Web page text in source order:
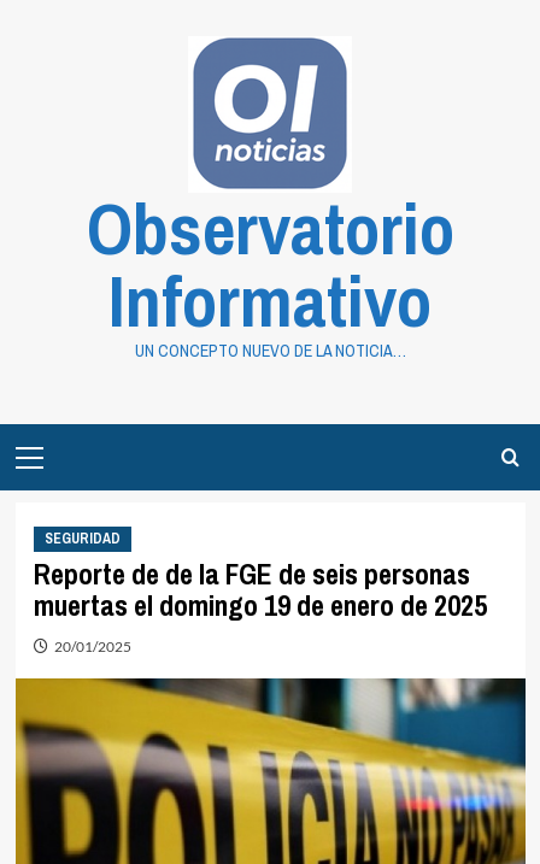
Observatorio
Informativo
UN CONCEPTO NUEVO DE LA NOTICIA…
Menu
SEGURIDAD
Reporte de de la FGE de seis personas
muertas el domingo 19 de enero de 2025
20/01/2025